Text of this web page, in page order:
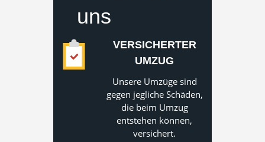
uns
VERSICHERTER
UMZUG
Unsere Umzüge sind
gegen jegliche Schäden,
die beim Umzug
entstehen können,
versichert.